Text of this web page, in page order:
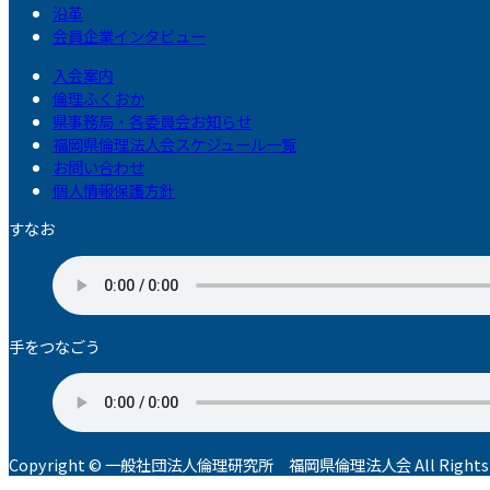
沿革
会員企業インタビュー
入会案内
倫理ふくおか
県事務局・各委員会お知らせ
福岡県倫理法人会スケジュール一覧
お問い合わせ
個人情報保護方針
すなお
手をつなごう
Copyright © 一般社団法人倫理研究所 福岡県倫理法人会 All